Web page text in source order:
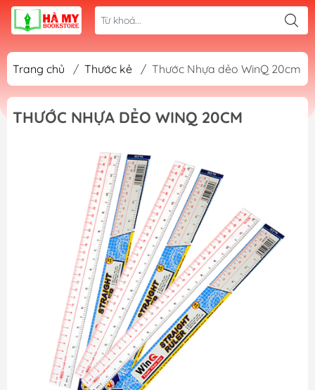
Trang chủ / Thước kẻ / Thước Nhựa dẻo WinQ 20cm
THƯỚC NHỰA DẺO WINQ 20CM